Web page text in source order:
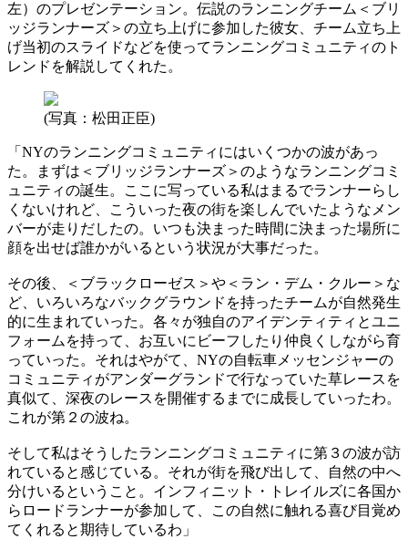
左）のプレゼンテーション。伝説のランニングチーム＜ブリ
ッジランナーズ＞の立ち上げに参加した彼女、チーム立ち上
げ当初のスライドなどを使ってランニングコミュニティのト
レンドを解説してくれた。
(写真：松田正臣)
「NYのランニングコミュニティにはいくつかの波があっ
た。まずは＜ブリッジランナーズ＞のようなランニングコミ
ュニティの誕生。ここに写っている私はまるでランナーらし
くないけれど、こういった夜の街を楽しんでいたようなメン
バーが走りだしたの。いつも決まった時間に決まった場所に
顔を出せば誰かがいるという状況が大事だった。
その後、＜ブラックローゼス＞や＜ラン・デム・クルー＞な
ど、いろいろなバックグラウンドを持ったチームが自然発生
的に生まれていった。各々が独自のアイデンティティとユニ
フォームを持って、お互いにビーフしたり仲良くしながら育
っていった。それはやがて、NYの自転車メッセンジャーの
コミュニティがアンダーグランドで行なっていた草レースを
真似て、深夜のレースを開催するまでに成長していったわ。
これが第２の波ね。
そして私はそうしたランニングコミュニティに第３の波が訪
れていると感じている。それが街を飛び出して、自然の中へ
分けいるということ。インフィニット・トレイルズに各国か
らロードランナーが参加して、この自然に触れる喜び目覚め
てくれると期待しているわ」